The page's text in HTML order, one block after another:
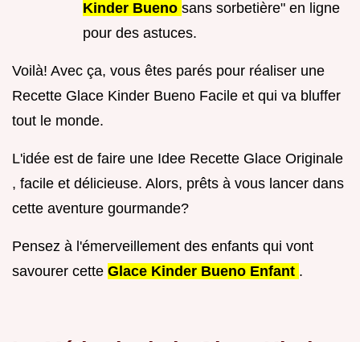
Kinder Bueno sans sorbetière" en ligne
pour des astuces.
Voilà! Avec ça, vous êtes parés pour réaliser une
Recette Glace Kinder Bueno Facile et qui va bluffer
tout le monde.
L'idée est de faire une Idee Recette Glace Originale
, facile et délicieuse. Alors, prêts à vous lancer dans
cette aventure gourmande?
Pensez à l'émerveillement des enfants qui vont
savourer cette Glace Kinder Bueno Enfant .